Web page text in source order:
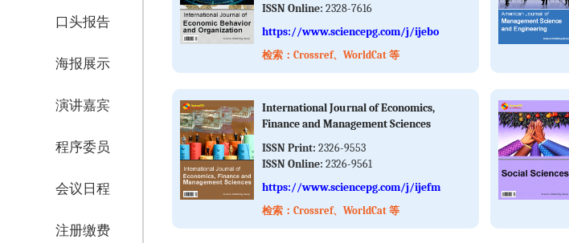
口头报告
海报展示
演讲嘉宾
程序委员
会议日程
注册缴费
ISSN Online: 2328-7616
https://www.sciencepg.com/j/ijebo
检索：Crossref、WorldCat 等
International Journal of Economics,
Finance and Management Sciences
ISSN Print: 2326-9553
ISSN Online: 2326-9561
https://www.sciencepg.com/j/ijefm
检索：Crossref、WorldCat 等